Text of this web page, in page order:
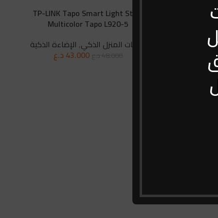
TP-
TP-LINK Tapo Smart Light Strip,
Multicolor Tapo L920-5
منتجات المنزل الذكي, الإضاءة الذكية
43.000 د.ع